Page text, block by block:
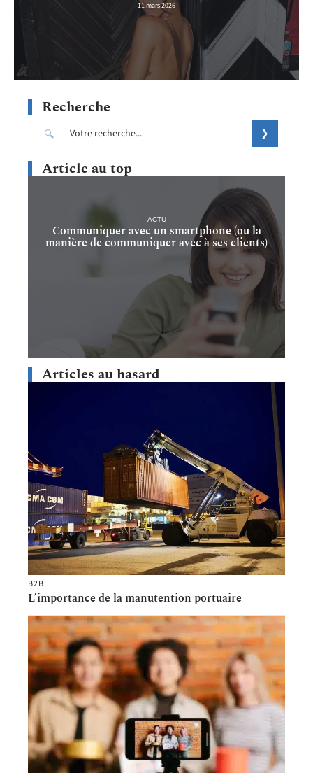
11 mars 2026
Recherche
Article au top
ACTU
Communiquer avec un smartphone (ou la
manière de communiquer avec à ses clients)
Articles au hasard
B2B
L’importance de la manutention portuaire